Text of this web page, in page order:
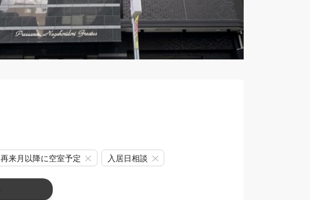
再来月以降に空室予定 入居日相談